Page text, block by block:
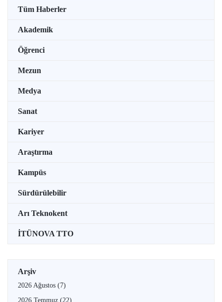
Tüm Haberler
Akademik
Öğrenci
Mezun
Medya
Sanat
Kariyer
Araştırma
Kampüs
Sürdürülebilir
Arı Teknokent
İTÜNOVA TTO
Arşiv
2026 Ağustos (7)
2026 Temmuz (22)